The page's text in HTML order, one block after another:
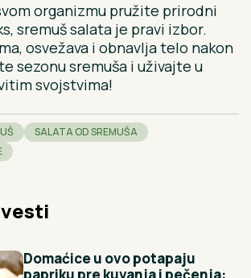
organizmu pružite prirodni
sremuš salata je pravi izbor.
osvežava i obnavlja telo nakon
sezonu sremuša i uživajte u
svojstvima!
SALATA OD SREMUŠA
Domaćice u ovo potapaju